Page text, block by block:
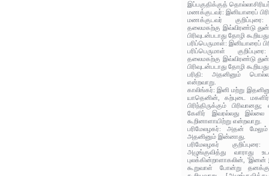
இப்பகுதிக்குத்
மணக்குடவர்: இனியாரைப்
மணக்குடவர்
தலைமகற்கு இவ்விரண்டு
பிரிவுடன்படாது தோழி
பரிப்பெருமாள்: இனியாரைப்
பரிப்பெருமாள்
தலைமகற்கு இவ்விரண்டு
பிரிவுடன்படாது தோழி
பரிதி: அதனினும்
என்றவாறு.
காலிங்கர்: இனி மற்று
யாதெனின், கற்புடை
பிரிந்திருக்கும்
கேளிர் இவரல்லது
கூறினாளாயிற்று என்றவாறு.
பரிமேலழகர்: அதன்
அதனினும் இன்னாது.
பரிமேலழகர்
அழுங்குவித்து வாராது
புலக்கின்றாளாகலின்,
கூறுவாள் போன்று